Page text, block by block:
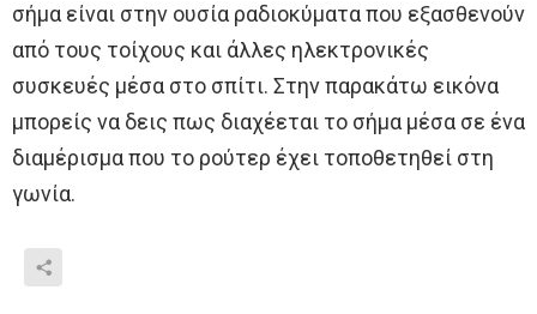
σήμα είναι στην ουσία ραδιοκύματα που εξασθενούν
από τους τοίχους και άλλες ηλεκτρονικές
συσκευές μέσα στο σπίτι. Στην παρακάτω εικόνα
μπορείς να δεις πως διαχέεται το σήμα μέσα σε ένα
διαμέρισμα που το ρούτερ έχει τοποθετηθεί στη
γωνία.